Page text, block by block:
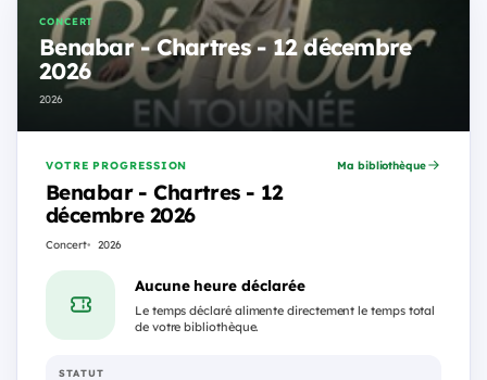
CONCERT
Benabar - Chartres - 12 décembre
2026
2026
VOTRE PROGRESSION
Benabar - Chartres - 12
décembre 2026
Concert 2026
Ma bibliothèque
Aucune heure déclarée
Le temps déclaré alimente directement le temps total
de votre bibliothèque.
STATUT